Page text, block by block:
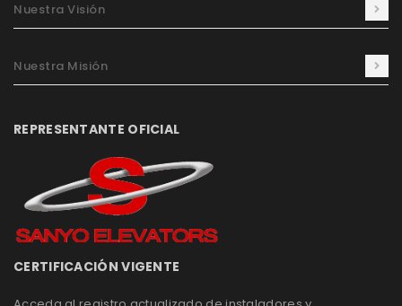
Nuestra Visión
Nuestra Misión
REPRESENTANTE OFICIAL
CERTIFICACIÓN VIGENTE